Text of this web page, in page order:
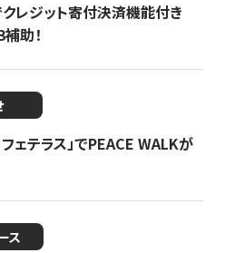
レジット寄付決済機能付き
助！
ェテラス」でPEACE WALKが
ス